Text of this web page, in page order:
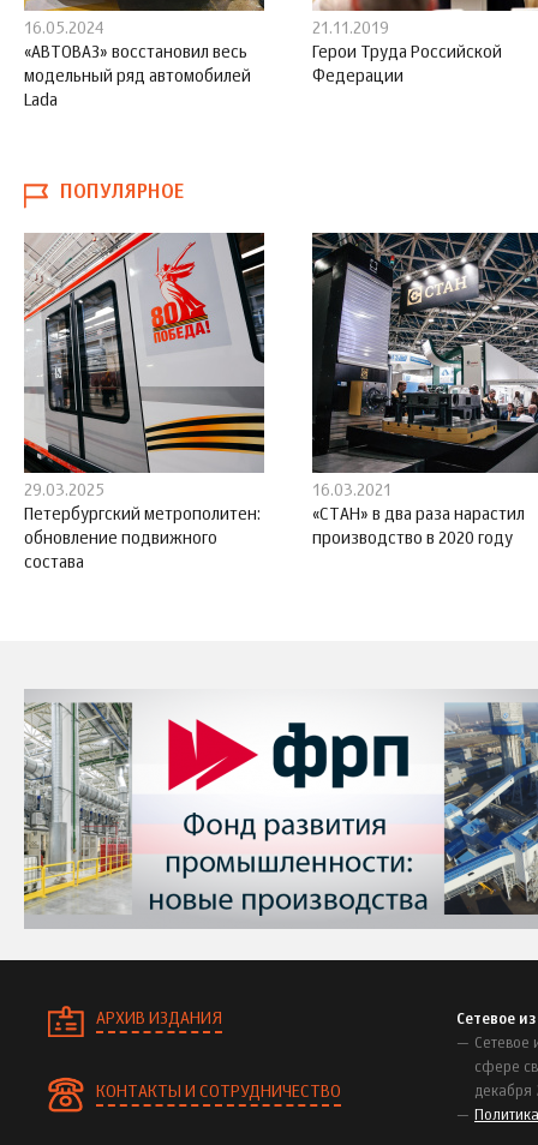
16.05.2024
«АВТОВАЗ» восстановил весь
модельный ряд автомобилей
Lada
21.11.2019
Герои Труда Российской
Федерации
ПОПУЛЯРНОЕ
29.03.2025
Петербургский метрополитен:
обновление подвижного
состава
16.03.2021
«СТАН» в два раза нарастил
производство в 2020 году
АРХИВ ИЗДАНИЯ
КОНТАКТЫ И СОТРУДНИЧЕСТВО
Сетевое
Сетевое
сфере
декабря